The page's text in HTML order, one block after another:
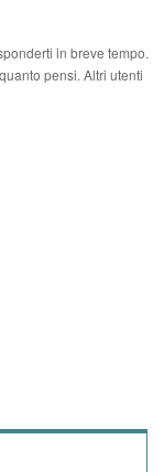
in breve tempo.
pensi. Altri utenti